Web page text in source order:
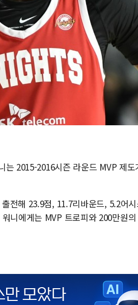
는 2015-2016시즌 라운드 MVP 제
전해 23.9점, 11.7리바운드, 5.2어
니에게는 MVP 트로피와 200만원